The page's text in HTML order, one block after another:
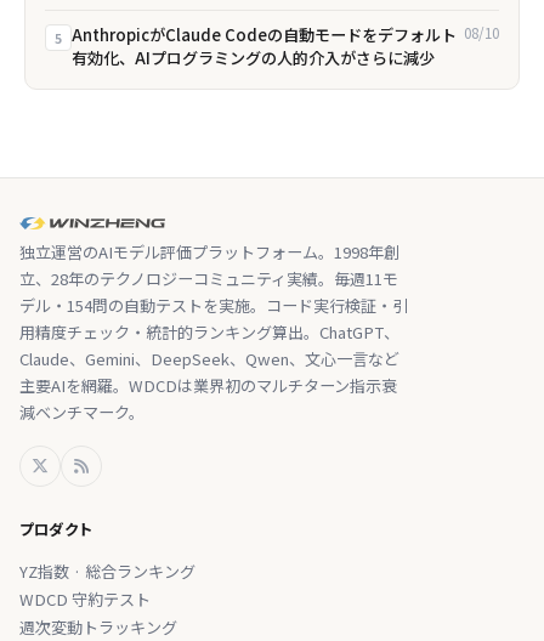
5 AnthropicがClaude Codeの自動モードをデフォルト
有効化、AIプログラミングの人的介入がさらに減少
08/10
独立運営のAIモデル評価プラットフォーム。1998年創
立、28年のテクノロジーコミュニティ実績。毎週11モ
デル・154問の自動テストを実施。コード実行検証・引
用精度チェック・統計的ランキング算出。ChatGPT、
Claude、Gemini、DeepSeek、Qwen、文心一言など
主要AIを網羅。WDCDは業界初のマルチターン指示衰
減ベンチマーク。
プロダクト
YZ指数 · 総合ランキング
WDCD 守約テスト
週次変動トラッキング